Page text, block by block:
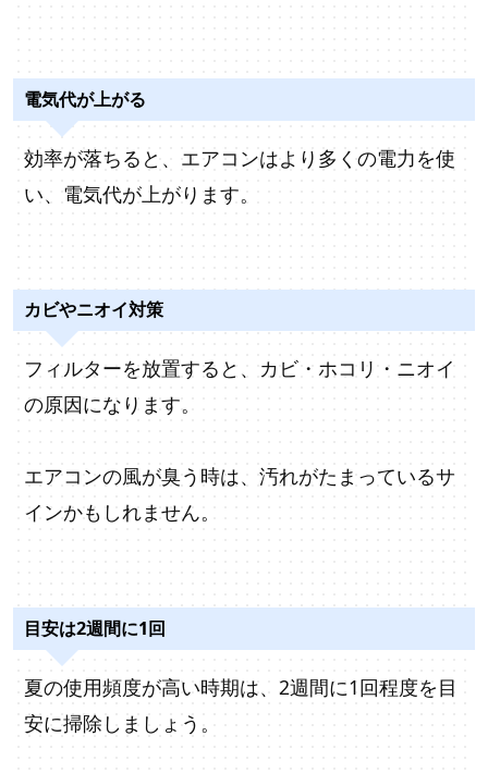
電気代が上がる
効率が落ちると、エアコンはより多くの電力を使
い、電気代が上がります。
カビやニオイ対策
フィルターを放置すると、カビ・ホコリ・ニオイ
の原因になります。
エアコンの風が臭う時は、汚れがたまっているサ
インかもしれません。
目安は2週間に1回
夏の使用頻度が高い時期は、2週間に1回程度を目
安に掃除しましょう。